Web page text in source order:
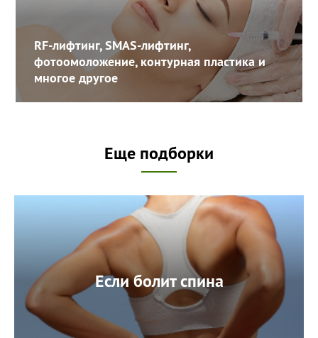
RF-лифтинг, SMAS-лифтинг,
фотоомоложение, контурная пластика и
многое другое
Еще подборки
Если болит спина